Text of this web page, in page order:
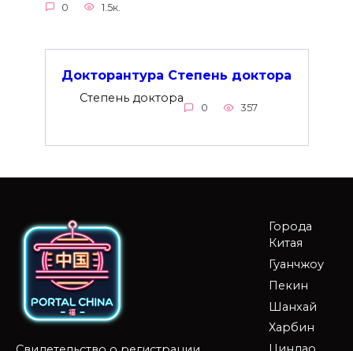
0 1.5к.
Докторантура Степень доктора
Степень доктора
0 357
Города
Китая
Гуанчжоу
Пекин
Шанхай
Харбин